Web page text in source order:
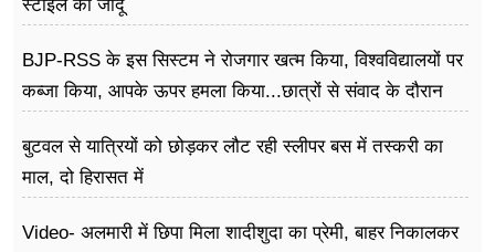
स्टाइल का जादू
BJP-RSS के इस सिस्टम ने रोजगार खत्म किया, विश्वविद्यालयों पर
कब्जा किया, आपके ऊपर हमला किया...छात्रों से संवाद के दौरान
बुटवल से यात्रियों को छोड़कर लौट रही स्लीपर बस में तस्करी का
माल, दो हिरासत में
Video- अलमारी में छिपा मिला शादीशुदा का प्रेमी, बाहर निकालकर